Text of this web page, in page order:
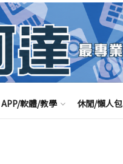
APP/軟體/教學 休閒/懶人包